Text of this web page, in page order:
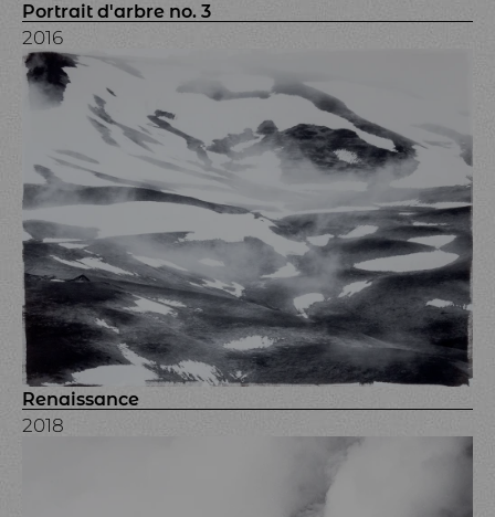
Portrait d'arbre no. 3
2016
Renaissance
2018